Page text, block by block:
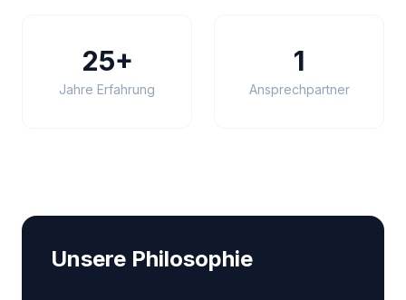
25+
Jahre Erfahrung
1
Ansprechpartner
Unsere Philosophie